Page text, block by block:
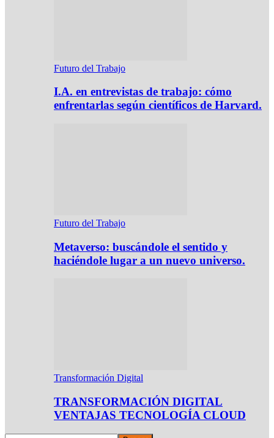
Futuro del Trabajo
I.A. en entrevistas de trabajo: cómo
enfrentarlas según científicos de Harvard.
Futuro del Trabajo
Metaverso: buscándole el sentido y
haciéndole lugar a un nuevo universo.
Transformación Digital
TRANSFORMACIÓN DIGITAL
VENTAJAS TECNOLOGÍA CLOUD